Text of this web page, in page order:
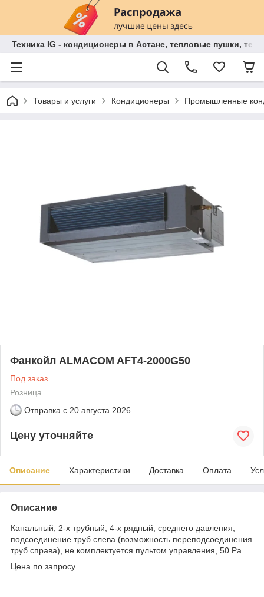
Техника IG - кондиционеры в Астане, тепловые пушки,
Товары и услуги Кондиционеры Промышленные
Фанкойл ALMACOM AFT4-2000G50
Под заказ
Розница
Отправка с 20 августа 2026
Цену уточняйте
Описание Характеристики Доставка Оплата
Описание
Канальный, 2-х трубный, 4-х рядный, среднего давления,
подсоединение труб слева (возможность переподсоединения
труб справа), не комплектуется пультом управления, 50 Pa
Цена по запросу